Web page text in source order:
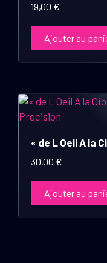
19,00 €
Ajouter au
« de L Oeil A la
30,00 €
Ajouter au